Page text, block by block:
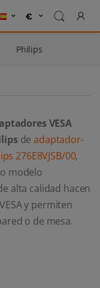
Philips
VESA
deadaptador-
276E8VJSB/00,
modelo
alta calidad hacen
y permiten
o de mesa.